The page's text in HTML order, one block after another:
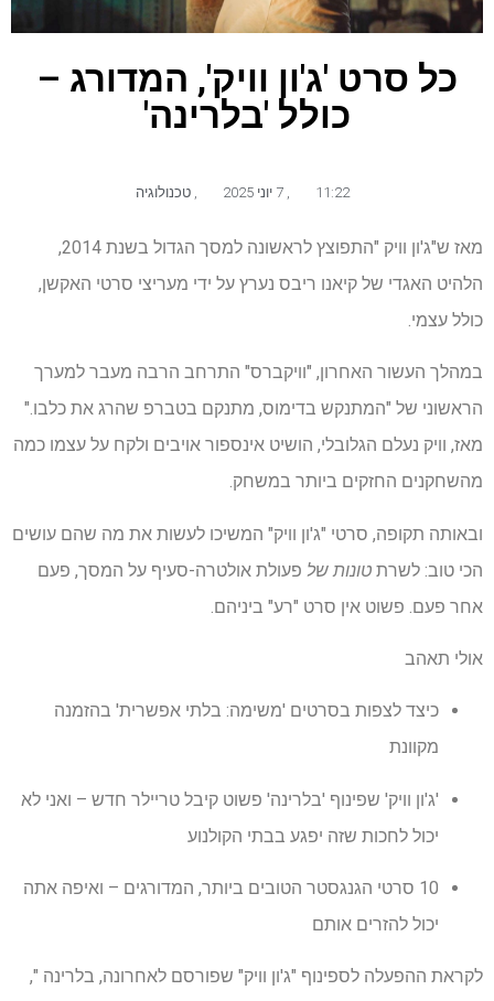
כל סרט 'ג'ון וויק', המדורג –
כולל 'בלרינה'
11:22 טכנולוגיה
מאז ש"ג'ון וויק "התפוצץ לראשונה למסך הגדול בשנת 2014,
הלהיט האגדי של קיאנו ריבס נערץ על ידי מעריצי סרטי האקשן,
כולל עצמי.
במהלך העשור האחרון, "וויקברס" התרחב הרבה מעבר למערך
הראשוני של "המתנקש בדימוס, מתנקם בטברפ שהרג את כלבו."
מאז, וויק נעלם הגלובלי, הושיט אינספור אויבים ולקח על עצמו כמה
מהשחקנים החזקים ביותר במשחק.
ובאותה תקופה, סרטי "ג'ון וויק" המשיכו לעשות את מה שהם עושים
הכי טוב: לשרת טונות של פעולת אולטרה-סעיף על המסך, פעם
אחר פעם. פשוט אין סרט "רע" ביניהם.
אולי תאהב
כיצד לצפות בסרטים 'משימה: בלתי אפשרית' בהזמנה
מקוונת
'ג'ון וויק' שפינוף 'בלרינה' פשוט קיבל טריילר חדש – ואני לא
יכול לחכות שזה יפגע בבתי הקולנוע
10 סרטי הגנגסטר הטובים ביותר, המדורגים – ואיפה אתה
יכול להזרים אותם
לקראת ההפעלה לספינוף "ג'ון וויק" שפורסם לאחרונה, בלרינה ",